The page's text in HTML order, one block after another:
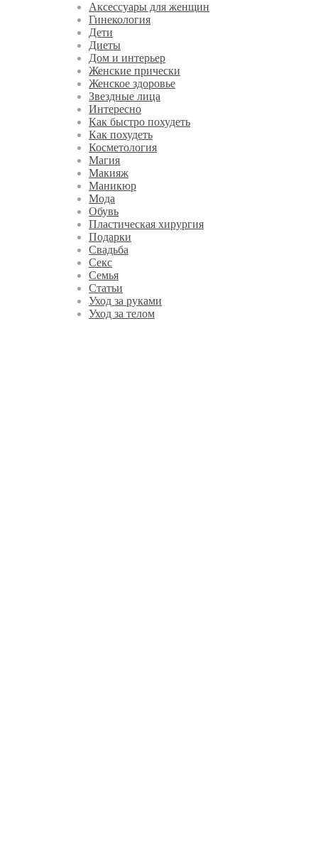
Аксессуары для женщин
Гинекология
Дети
Диеты
Дом и интерьер
Женские прически
Женское здоровье
Звездные лица
Интересно
Как быстро похудеть
Как похудеть
Косметология
Магия
Макияж
Маникюр
Мода
Обувь
Пластическая хирургия
Подарки
Свадьба
Секс
Семья
Статьи
Уход за руками
Уход за телом